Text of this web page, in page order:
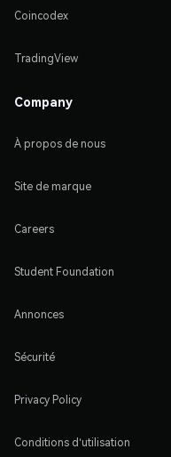
Coincodex
TradingView
Company
À propos de nous
Site de marque
Careers
Student Foundation
Annonces
Sécurité
Privacy Policy
Conditions d'utilisation